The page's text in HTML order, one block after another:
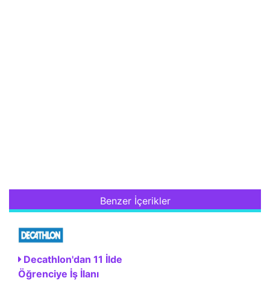
Benzer İçerikler
Decathlon'dan 11 İlde
Öğrenciye İş İlanı